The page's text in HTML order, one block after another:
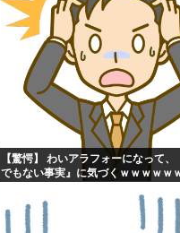
【驚愕】 わいアラフォーになって、
でもない事実』に気づくｗｗｗｗｗ